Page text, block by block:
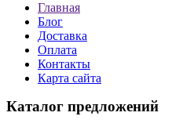
Главная
Блог
Доставка
Оплата
Контакты
Карта сайта
Каталог предложений